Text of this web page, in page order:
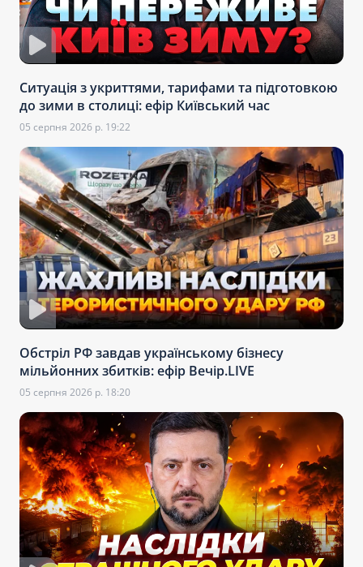
Ситуація з укриттями, тарифами та підготовкою
до зими в столиці: ефір Київський час
05 серпня 2026 р. 19:22
Обстріл РФ завдав українському бізнесу
мільйонних збитків: ефір Вечір.LIVE
05 серпня 2026 р. 18:20